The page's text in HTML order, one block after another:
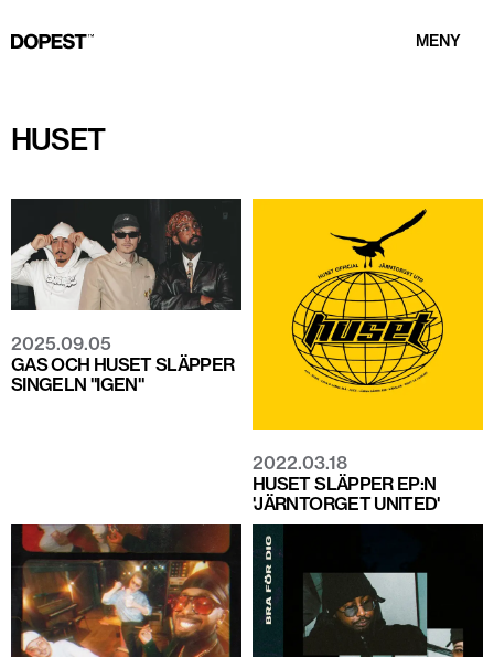
MENY
HUSET
2025.09.05
GAS OCH HUSET SLÄPPER
SINGELN "IGEN"
2022.03.18
HUSET SLÄPPER EP:N
'JÄRNTORGET UNITED'